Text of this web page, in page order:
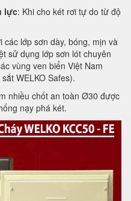
lực: Khi cho két rơi tự do từ độ
lớp sơn dày, bóng, mịn và
sử dụng lớp sơn lót chuyên
vùng ven biển Việt Nam
WELKO Safes).
nhiều chốt an toàn Ø30 được
nạy phá két.